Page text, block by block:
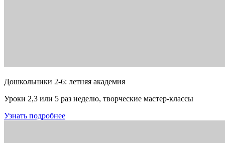
Дошкольники 2-6: летняя академия
Уроки 2,3 или 5 раз неделю, творческие мастер-классы
Узнать подробнее